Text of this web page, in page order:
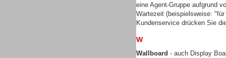
eine Agent-Gruppe aufgrund
Wartezeit (beispielsweise:
Kundenservice drücken Sie
W
Wallboard - auch Display